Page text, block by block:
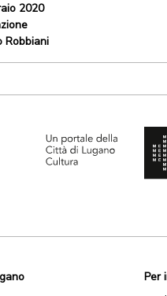
2020
Robbiani
Per